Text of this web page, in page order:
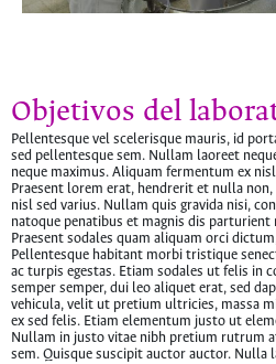
Objetivos del
Pellentesque vel scelerisque mauris, id
sed pellentesque sem. Nullam laoreet
neque maximus. Aliquam fermentum ex
Praesent lorem erat, hendrerit et nulla
nisl sed varius. Nullam quis gravida nisi,
natoque penatibus et magnis dis
Praesent sodales quam aliquam orci
Pellentesque habitant morbi tristique
ac turpis egestas. Etiam sodales ut felis in
semper semper, dui leo aliquet erat, sed
vehicula, velit ut pretium ultricies, massa
ex sed felis. Etiam elementum justo ut
Nullam in justo vitae nibh pretium rutrum
sem. Quisque suscipit auctor auctor. Nulla